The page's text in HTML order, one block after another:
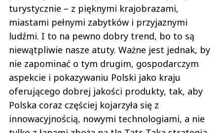
turystycznie – z pięknymi krajobrazami,
miastami pełnymi zabytków i przyjaznymi
ludźmi. I to na pewno dobry trend, bo to są
niewątpliwie nasze atuty. Ważne jest jednak, by
nie zapominać o tym drugim, gospodarczym
aspekcie i pokazywaniu Polski jako kraju
oferującego dobrej jakości produkty, tak, aby
Polska coraz częściej kojarzyła się z
innowacyjnością, nowymi technologiami, a nie